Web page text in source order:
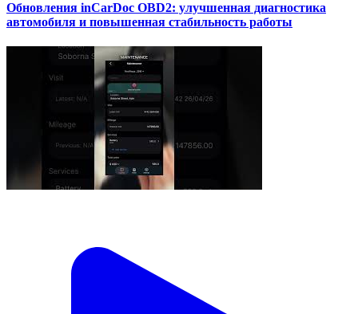
Обновления inCarDoc OBD2: улучшенная диагностика
автомобиля и повышенная стабильность работы